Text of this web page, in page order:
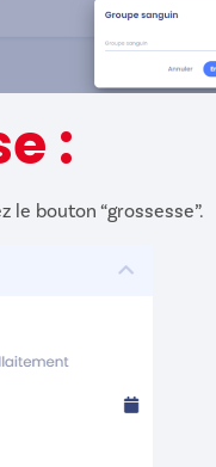
:
bouton “grossesse”.